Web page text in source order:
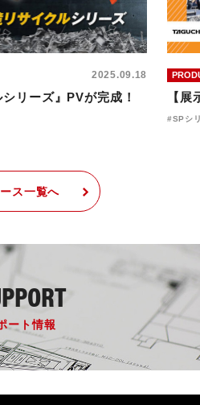
2025.09.18
リーズ』PVが完成！ 【
SPシ
ス一覧へ
ート情報